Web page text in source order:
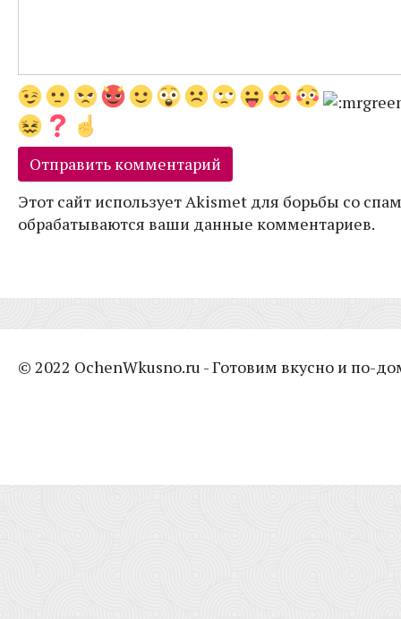
Этот сайт использует Akismet для борьбы со
обрабатываются ваши данные комментариев.
© 2022 OchenWkusno.ru - Готовим вкусно и по-